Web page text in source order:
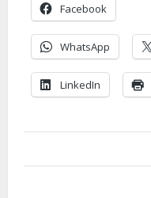
Facebook
WhatsApp
LinkedIn